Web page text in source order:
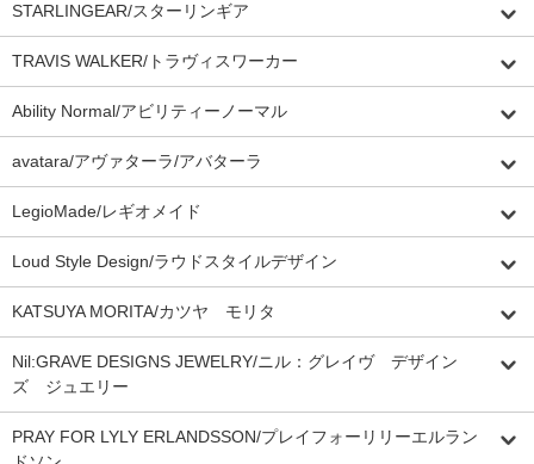
STARLINGEAR/スターリンギア
TRAVIS WALKER/トラヴィスワーカー
Ability Normal/アビリティーノーマル
avatara/アヴァターラ/アバターラ
LegioMade/レギオメイド
Loud Style Design/ラウドスタイルデザイン
KATSUYA MORITA/カツヤ モリタ
Nil:GRAVE DESIGNS JEWELRY/ニル：グレイヴ デザイン
ズ ジュエリー
PRAY FOR LYLY ERLANDSSON/プレイフォーリリーエルラン